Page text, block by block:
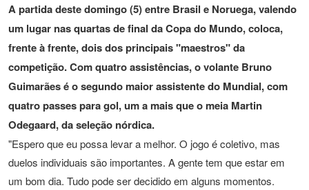
A partida deste domingo (5) entre Brasil e Noruega, valendo
um lugar nas quartas de final da Copa do Mundo, coloca,
frente à frente, dois dos principais "maestros" da
competição. Com quatro assistências, o volante Bruno
Guimarães é o segundo maior assistente do Mundial, com
quatro passes para gol, um a mais que o meia Martin
Odegaard, da seleção nórdica.
"Espero que eu possa levar a melhor. O jogo é coletivo, mas
duelos individuais são importantes. A gente tem que estar em
um bom dia. Tudo pode ser decidido em alguns momentos.